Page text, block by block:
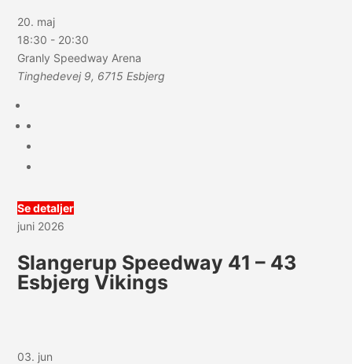
20. maj
18:30 - 20:30
Granly Speedway Arena
Tinghedevej 9, 6715 Esbjerg
Se detaljer
juni 2026
Slangerup Speedway 41 – 43
Esbjerg Vikings
03. jun